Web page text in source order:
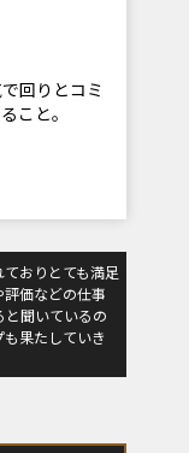
回りとコミ
こと。
おりとても満足
評価などの仕事
と聞いているの
果たしていき